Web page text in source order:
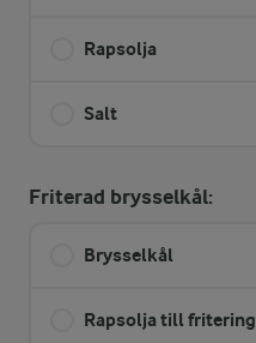
Rapsolja
Salt
Friterad brysselkål:
Brysselkål
Rapsolja till fritering